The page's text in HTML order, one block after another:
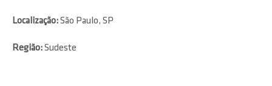
Localização:São Paulo, SP
Região:Sudeste